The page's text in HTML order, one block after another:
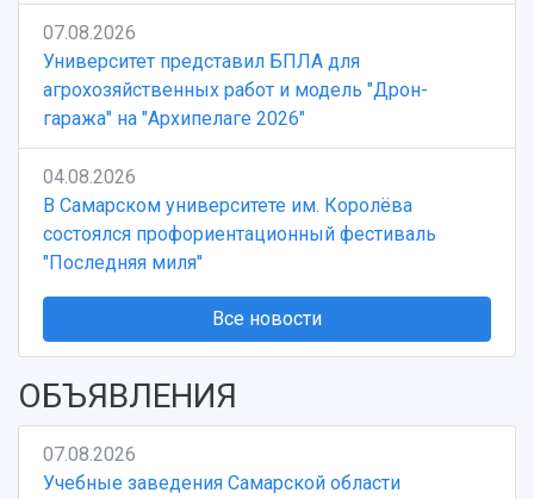
07.08.2026
Университет представил БПЛА для
агрохозяйственных работ и модель "Дрон-
гаража" на "Архипелаге 2026"
04.08.2026
В Самарском университете им. Королёва
состоялся профориентационный фестиваль
"Последняя миля"
Все новости
ОБЪЯВЛЕНИЯ
07.08.2026
Учебные заведения Самарской области